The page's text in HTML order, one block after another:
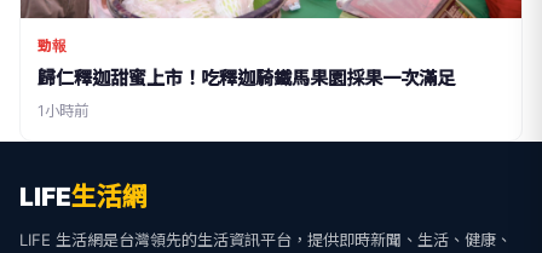
勁報
歸仁釋迦甜蜜上市！吃釋迦騎鐵馬果園採果一次滿足
1小時前
LIFE生活網
LIFE 生活網是台灣領先的生活資訊平台，提供即時新聞、生活、健康、